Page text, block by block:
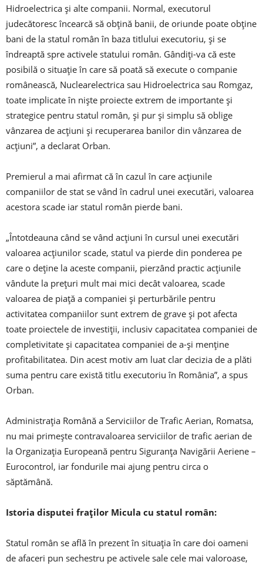
Hidroelectrica şi alte companii. Normal, executorul
judecătoresc încearcă să obţină banii, de oriunde poate obţine
bani de la statul român în baza titlului executoriu, şi se
îndreaptă spre activele statului român. Gândiţi-va că este
posibilă o situaţie în care să poată să execute o companie
românească, Nuclearelectrica sau Hidroelectrica sau Romgaz,
toate implicate în nişte proiecte extrem de importante şi
strategice pentru statul român, şi pur şi simplu să oblige
vânzarea de acţiuni şi recuperarea banilor din vânzarea de
acţiuni”, a declarat Orban.
Premierul a mai afirmat că în cazul în care acţiunile
companiilor de stat se vând în cadrul unei executări, valoarea
acestora scade iar statul român pierde bani.
„Întotdeauna când se vând acţiuni în cursul unei executări
valoarea acţiunilor scade, statul va pierde din ponderea pe
care o deţine la aceste companii, pierzând practic acţiunile
vândute la preţuri mult mai mici decât valoarea, scade
valoarea de piaţă a companiei şi perturbările pentru
activitatea companiilor sunt extrem de grave şi pot afecta
toate proiectele de investiţii, inclusiv capacitatea companiei de
completivitate şi capacitatea companiei de a-şi menţine
profitabilitatea. Din acest motiv am luat clar decizia de a plăti
suma pentru care există titlu executoriu în România”, a spus
Orban.
Administraţia Română a Serviciilor de Trafic Aerian, Romatsa,
nu mai primeşte contravaloarea serviciilor de trafic aerian de
la Organizaţia Europeană pentru Siguranţa Navigării Aeriene –
Eurocontrol, iar fondurile mai ajung pentru circa o
săptămână.
Istoria disputei fraților Micula cu statul român:
Statul român se află în prezent în situația în care doi oameni
de afaceri pun sechestru pe activele sale cele mai valoroase,